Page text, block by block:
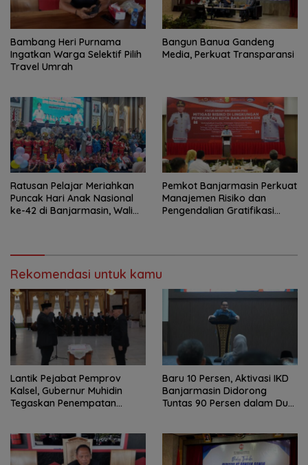
Bambang Heri Purnama
Ingatkan Warga Selektif Pilih
Travel Umrah
Bangun Banua Gandeng
Media, Perkuat Transparansi
Ratusan Pelajar Meriahkan
Puncak Hari Anak Nasional
ke-42 di Banjarmasin, Wali
Pemkot Banjarmasin Perkuat
Manajemen Risiko dan
Pengendalian Gratifikasi
Rekomendasi untuk kamu
Lantik Pejabat Pemprov
Kalsel, Gubernur Muhidin
Tegaskan Penempatan
Baru 10 Persen, Aktivasi IKD
Banjarmasin Didorong
Tuntas 90 Persen dalam Dua